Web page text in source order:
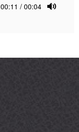
Current
00:11 / 00:04